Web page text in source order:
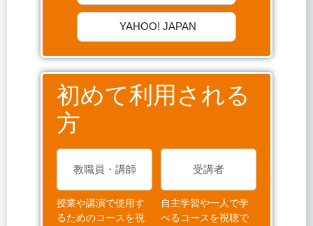
YAHOO! JAPAN
初めて利用される
方
教職員・講師
授業や講演で使用す
るためのコースを視
受講者
自主学習や一人で学
べるコースを視聴で